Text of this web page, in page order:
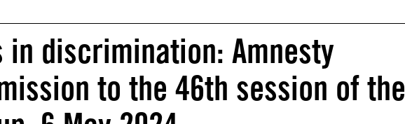
in discrimination: Amnesty
to the 46th session of the